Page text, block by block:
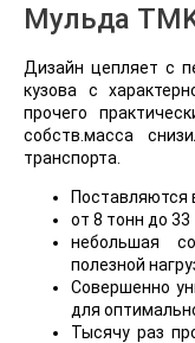
Мульда
Дизайн цепляет с
кузова с
прочего
собств.масса
транспорта.
Поставляются
от 8 тонн до 33
небольшая
полезной
Совершенно
для
Тысячу раз